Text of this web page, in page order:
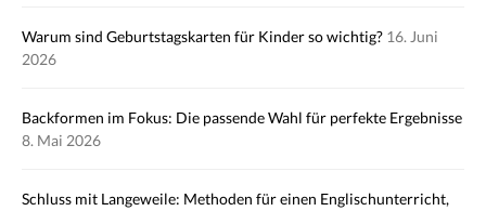
Warum sind Geburtstagskarten für Kinder so wichtig? 16. Juni
2026
Backformen im Fokus: Die passende Wahl für perfekte Ergebnisse
8. Mai 2026
Schluss mit Langeweile: Methoden für einen Englischunterricht,